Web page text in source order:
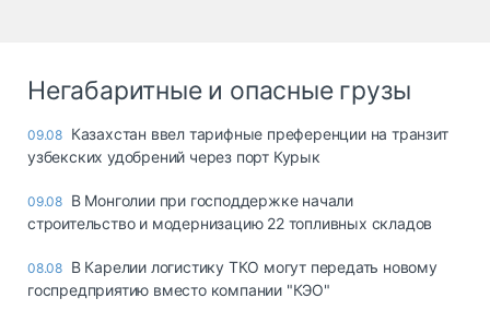
Негабаритные и опасные грузы
09.08 Казахстан ввел тарифные преференции на транзит
узбекских удобрений через порт Курык
09.08 В Монголии при господдержке начали
строительство и модернизацию 22 топливных складов
08.08 В Карелии логистику ТКО могут передать новому
госпредприятию вместо компании "КЭО"